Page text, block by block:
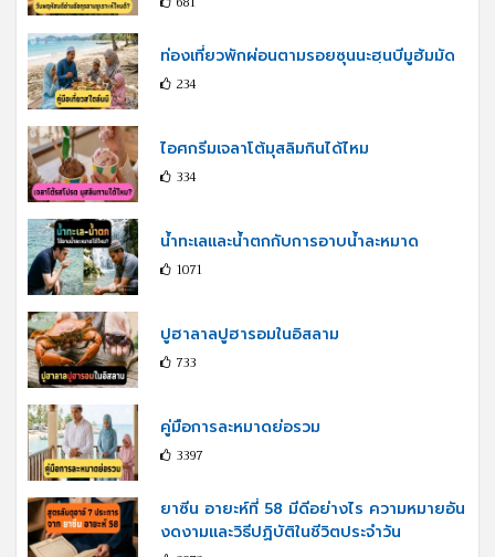
ท่องเที่ยวพักผ่อนตามรอยซุนนะฮฺนบีมูฮัมมัด
234
ไอศกรีมเจลาโต้มุสลิมกินได้ไหม
334
น้ำทะเลและน้ำตกกับการอาบน้ำละหมาด
1071
ปูฮาลาลปูฮารอมในอิสลาม
733
คู่มือการละหมาดย่อรวม
3397
ยาซีน อายะห์ที่ 58 มีดีอย่างไร ความหมายอัน
งดงามและวิธีปฏิบัติในชีวิตประจำวัน